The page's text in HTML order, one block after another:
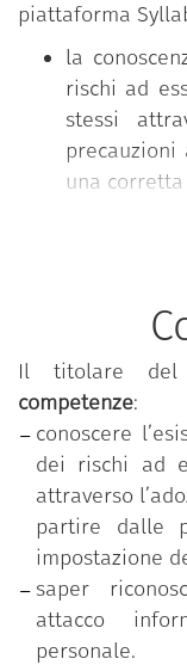
piattaforma
la
rischi ad
stessi
una
la
affrontare
Il percorso
programma
PA”, che mira a
comuni a
accrescere
cambiamento
disposizione
funzione
ministri.
Il titolare del
competenze:
conoscere
dei rischi ad
attraverso
partire dalle
impostazione
saper
attacco
personale.